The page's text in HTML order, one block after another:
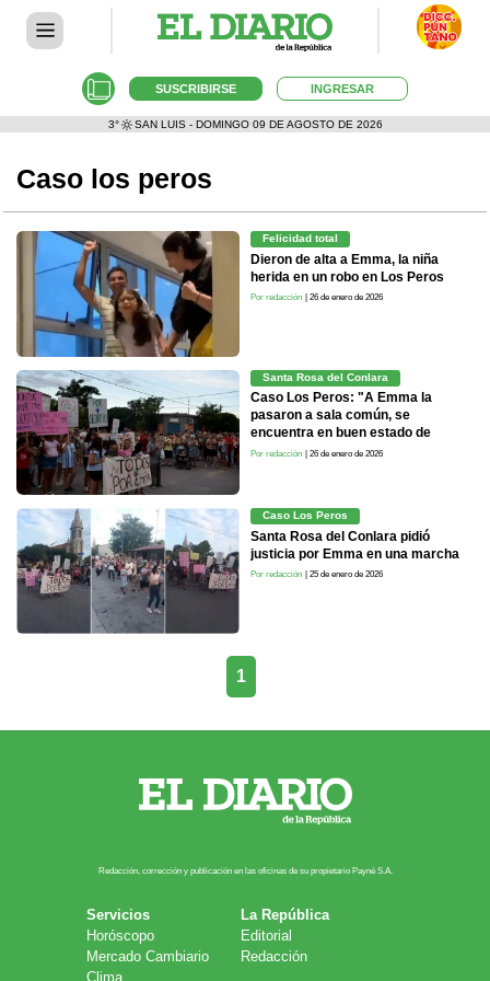
SUSCRIBIRSE INGRESAR
3° SAN LUIS - DOMINGO 09 DE AGOSTO DE 2026
Caso los peros
Felicidad total
Dieron de alta a Emma, la niña
herida en un robo en Los Peros
Por redacción | 26 de enero de 2026
Santa Rosa del Conlara
Caso Los Peros: "A Emma la
pasaron a sala común, se
encuentra en buen estado de
salud"
Por redacción | 26 de enero de 2026
Caso Los Peros
Santa Rosa del Conlara pidió
justicia por Emma en una marcha
Por redacción | 25 de enero de 2026
1
Redacción, corrección y publicación en las oficinas de su propietario Payn​é S.A.
Servicios
Horóscopo
Mercado Cambiario
Clima
La República
Editorial
Redacción